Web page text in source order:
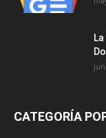
CATEGORÍA